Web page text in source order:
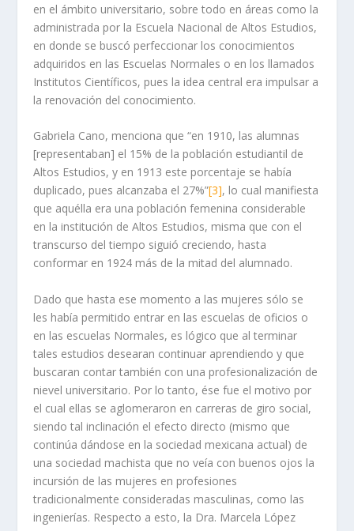
en el ámbito universitario, sobre todo en áreas como la
administrada por la Escuela Nacional de Altos Estudios,
en donde se buscó perfeccionar los conocimientos
adquiridos en las Escuelas Normales o en los llamados
Institutos Científicos, pues la idea central era impulsar a
la renovación del conocimiento.
Gabriela Cano, menciona que “en 1910, las alumnas
[representaban] el 15% de la población estudiantil de
Altos Estudios, y en 1913 este porcentaje se había
duplicado, pues alcanzaba el 27%”[3], lo cual manifiesta
que aquélla era una población femenina considerable
en la institución de Altos Estudios, misma que con el
transcurso del tiempo siguió creciendo, hasta
conformar en 1924 más de la mitad del alumnado.
Dado que hasta ese momento a las mujeres sólo se
les había permitido entrar en las escuelas de oficios o
en las escuelas Normales, es lógico que al terminar
tales estudios desearan continuar aprendiendo y que
buscaran contar también con una profesionalización de
nievel universitario. Por lo tanto, ése fue el motivo por
el cual ellas se aglomeraron en carreras de giro social,
siendo tal inclinación el efecto directo (mismo que
continúa dándose en la sociedad mexicana actual) de
una sociedad machista que no veía con buenos ojos la
incursión de las mujeres en profesiones
tradicionalmente consideradas masculinas, como las
ingenierías. Respecto a esto, la Dra. Marcela López